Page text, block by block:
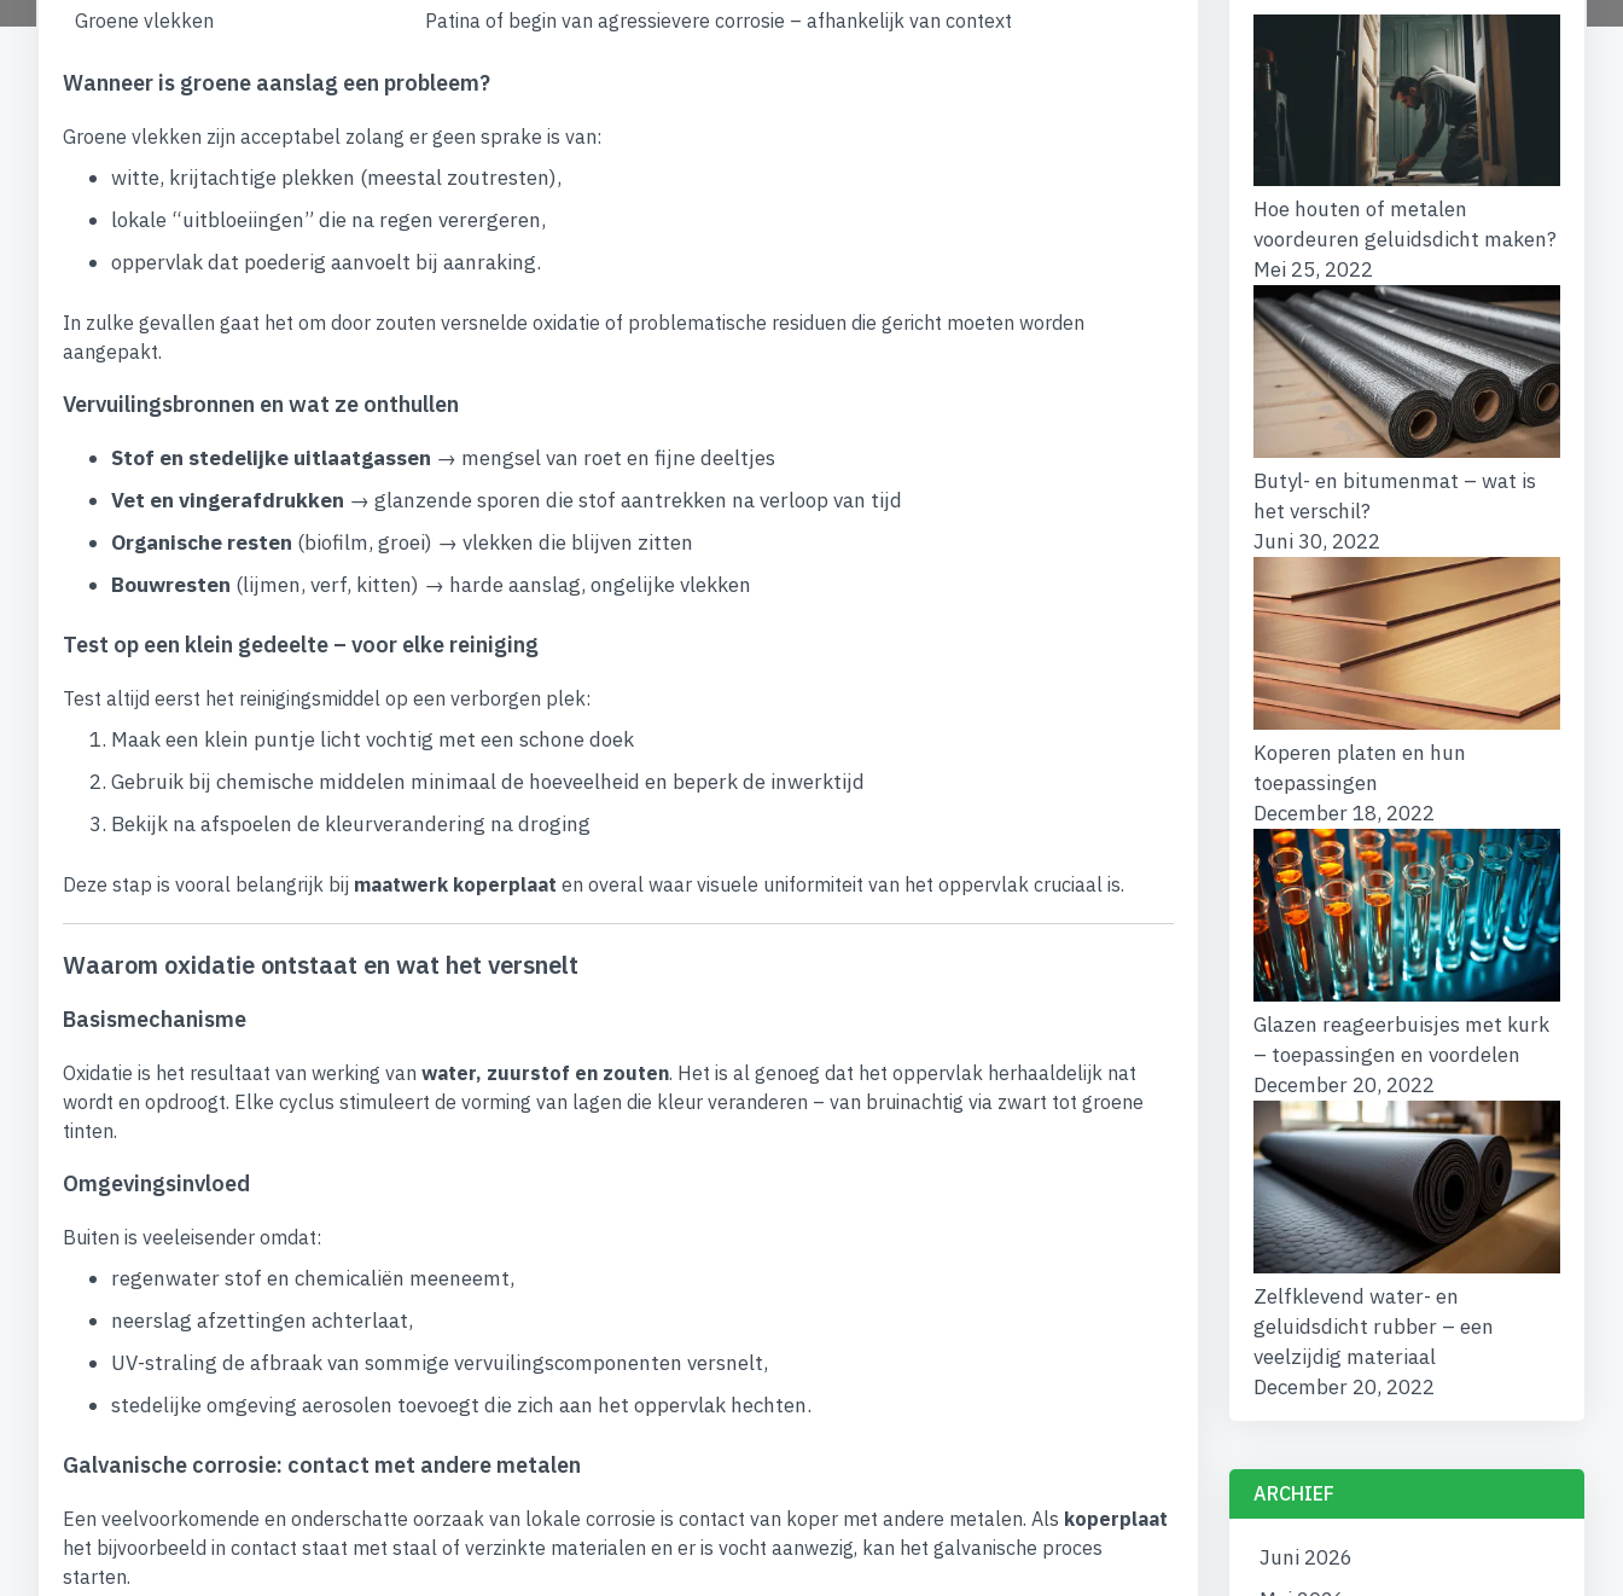
Groene vlekken
Patina of begin van agressievere corrosie – afhankelijk van context
Wanneer is groene aanslag een probleem?
Groene vlekken zijn acceptabel zolang er geen sprake is van:
witte, krijtachtige plekken (meestal zoutresten),
lokale “uitbloeiingen” die na regen verergeren,
oppervlak dat poederig aanvoelt bij aanraking.
In zulke gevallen gaat het om door zouten versnelde oxidatie of problematische residuen die gericht moeten worden
aangepakt.
Vervuilingsbronnen en wat ze onthullen
Stof en stedelijke uitlaatgassen → mengsel van roet en fijne deeltjes
Vet en vingerafdrukken → glanzende sporen die stof aantrekken na verloop van tijd
Organische resten (biofilm, groei) → vlekken die blijven zitten
Bouwresten (lijmen, verf, kitten) → harde aanslag, ongelijke vlekken
Test op een klein gedeelte – voor elke reiniging
Test altijd eerst het reinigingsmiddel op een verborgen plek:
Maak een klein puntje licht vochtig met een schone doek
Gebruik bij chemische middelen minimaal de hoeveelheid en beperk de inwerktijd
Bekijk na afspoelen de kleurverandering na droging
Deze stap is vooral belangrijk bij maatwerk koperplaat en overal waar visuele uniformiteit van het oppervlak cruciaal is.
Waarom oxidatie ontstaat en wat het versnelt
Basismechanisme
Oxidatie is het resultaat van werking van water, zuurstof en zouten. Het is al genoeg dat het oppervlak herhaaldelijk nat
wordt en opdroogt. Elke cyclus stimuleert de vorming van lagen die kleur veranderen – van bruinachtig via zwart tot groene
tinten.
Omgevingsinvloed
Buiten is veeleisender omdat:
regenwater stof en chemicaliën meeneemt,
neerslag afzettingen achterlaat,
UV-straling de afbraak van sommige vervuilingscomponenten versnelt,
stedelijke omgeving aerosolen toevoegt die zich aan het oppervlak hechten.
Galvanische corrosie: contact met andere metalen
Een veelvoorkomende en onderschatte oorzaak van lokale corrosie is contact van koper met andere metalen. Als koperplaat
het bijvoorbeeld in contact staat met staal of verzinkte materialen en er is vocht aanwezig, kan het galvanische proces
starten.
Hoe houten of metalen
voordeuren geluidsdicht maken?
Mei 25, 2022
Butyl- en bitumenmat – wat is
het verschil?
Juni 30, 2022
Koperen platen en hun
toepassingen
December 18, 2022
Glazen reageerbuisjes met kurk
– toepassingen en voordelen
December 20, 2022
Zelfklevend water- en
geluidsdicht rubber – een
veelzijdig materiaal
December 20, 2022
ARCHIEF
Juni 2026